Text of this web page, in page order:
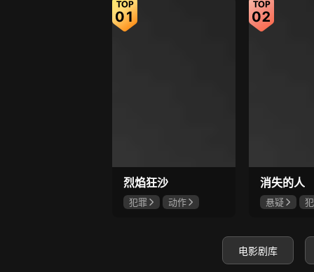
错睡总裁，蓄谋闪婚！ 守底线，方能
01
烈焰狂沙
犯罪
动作
02
消失的人
悬疑
电影剧库